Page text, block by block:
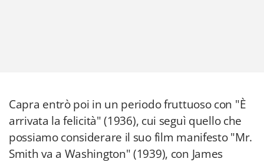
Capra entrò poi in un periodo fruttuoso con "È
arrivata la felicità" (1936), cui seguì quello che
possiamo considerare il suo film manifesto "Mr.
Smith va a Washington" (1939), con James